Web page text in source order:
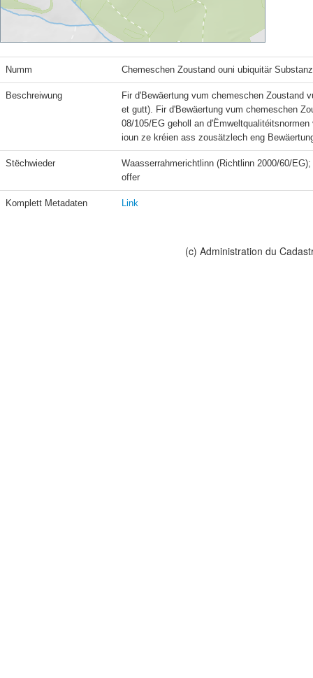
Numm Chemeschen Zoustand ouni ubiquitär
Beschreiwung
Fir d'Bewäertung vum chemeschen Zoustand
et gutt). Fir d'Bewäertung vum chemeschen
08/105/EG geholl an
ioun ze kréien ass zousätzlech eng
Stëchwieder
Waasserrahmerichtlinn (Richtlinn 2000/60/
offer
Komplett Metadaten Link
(c) Administration du